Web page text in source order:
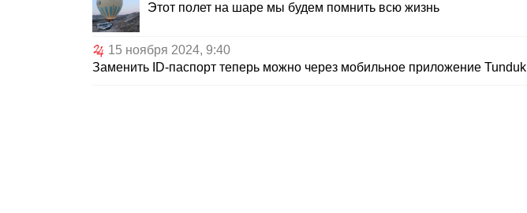
Этот полет на шаре мы будем помнить всю жизнь
15 ноября 2024, 9:40
Заменить ID-паспорт теперь можно через мобильное приложение Tunduk